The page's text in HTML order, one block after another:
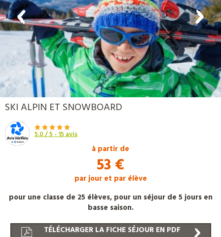
PROMO
SKI ALPIN ET SNOWBOARD
5.0/ 5 -15avis
à partir de
53 €
par jour et par élève
pour une classe de 25 élèves, pour un séjour de 5 jours en
basse saison.
TÉLÉCHARGER LA FICHE SÉJOUR EN PDF